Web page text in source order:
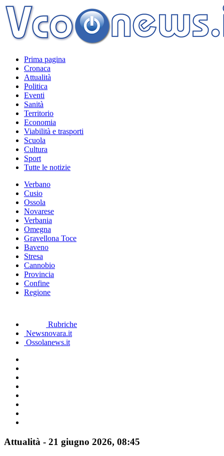
Prima pagina
Cronaca
Attualità
Politica
Eventi
Sanità
Territorio
Economia
Viabilità e trasporti
Scuola
Cultura
Sport
Tutte le notizie
Verbano
Cusio
Ossola
Novarese
Verbania
Omegna
Gravellona Toce
Baveno
Stresa
Cannobio
Provincia
Confine
Regione
Rubriche
Newsnovara.it
Ossolanews.it
Attualità - 21 giugno 2026, 08:45